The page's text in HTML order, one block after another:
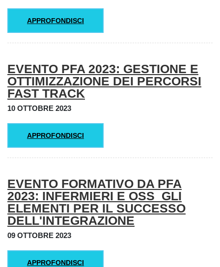
APPROFONDISCI
EVENTO PFA 2023: GESTIONE E
OTTIMIZZAZIONE DEI PERCORSI
FAST TRACK
10 OTTOBRE 2023
APPROFONDISCI
EVENTO FORMATIVO DA PFA
2023: INFERMIERI E OSS_GLI
ELEMENTI PER IL SUCCESSO
DELL'INTEGRAZIONE
09 OTTOBRE 2023
APPROFONDISCI